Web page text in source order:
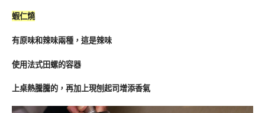
蝦仁燒
有原味和辣味兩種，這是辣味
使用法式田螺的容器
上桌熱騰騰的，再加上現刨起司增添香氣